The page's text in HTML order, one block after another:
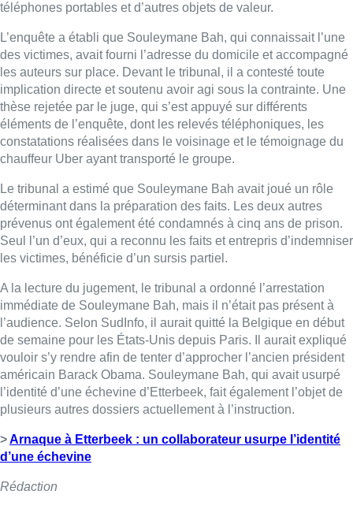
téléphones portables et d’autres objets de valeur.
L’enquête a établi que Souleymane Bah, qui connaissait l’une
des victimes, avait fourni l’adresse du domicile et accompagné
les auteurs sur place. Devant le tribunal, il a contesté toute
implication directe et soutenu avoir agi sous la contrainte. Une
thèse rejetée par le juge, qui s’est appuyé sur différents
éléments de l’enquête, dont les relevés téléphoniques, les
constatations réalisées dans le voisinage et le témoignage du
chauffeur Uber ayant transporté le groupe.
Le tribunal a estimé que Souleymane Bah avait joué un rôle
déterminant dans la préparation des faits. Les deux autres
prévenus ont également été condamnés à cinq ans de prison.
Seul l’un d’eux, qui a reconnu les faits et entrepris d’indemniser
les victimes, bénéficie d’un sursis partiel.
A la lecture du jugement, le tribunal a ordonné l’arrestation
immédiate de Souleymane Bah, mais il n’était pas présent à
l’audience. Selon SudInfo, il aurait quitté la Belgique en début
de semaine pour les États-Unis depuis Paris. Il aurait expliqué
vouloir s’y rendre afin de tenter d’approcher l’ancien président
américain Barack Obama. Souleymane Bah, qui avait usurpé
l’identité d’une échevine d’Etterbeek, fait également l’objet de
plusieurs autres dossiers actuellement à l’instruction.
>Arnaque à Etterbeek : un collaborateur usurpe l’identité
d’une échevine
Rédaction